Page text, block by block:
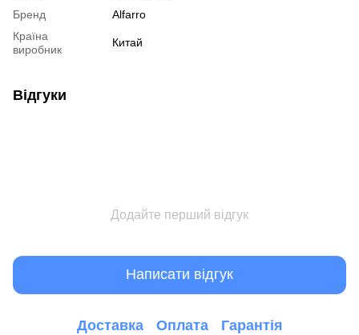
Бренд
Alfarro
Країна
виробник
Китай
Відгуки
Додайте перший відгук
Написати відгук
Доставка Оплата Гарантія